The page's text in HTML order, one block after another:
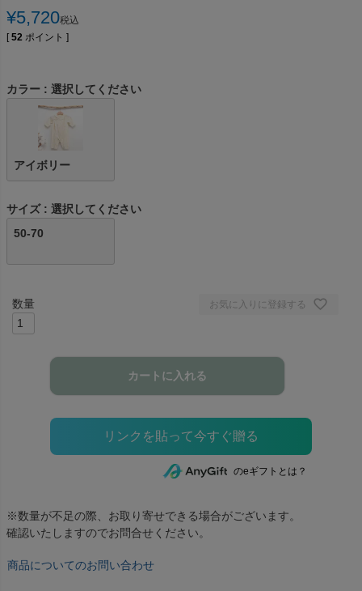
¥5,720税込
[ 52 ポイント ]
カラー 選択してください
アイボリー
サイズ
選択してください
50-70
お気に入りに登録する
カートに入れる
のeギフトとは？
※数量が不足の際、お取り寄せできる場合がございます。
確認いたしますのでお問合せください。
商品についてのお問い合わせ